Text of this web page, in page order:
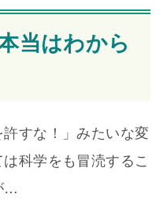
当はわから
すな！」みたいな変
科学をも冒涜するこ
…